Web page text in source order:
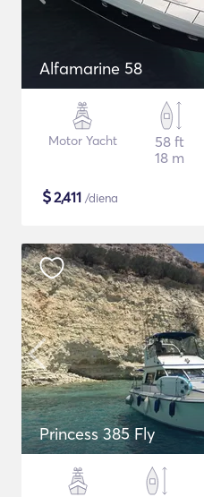
Alfamarine 58
Motor Yacht
58 ft
18 m
$2,411 /diena
Princess 385 Fly